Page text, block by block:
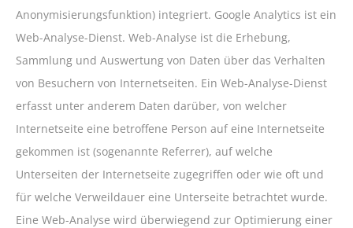
Anonymisierungsfunktion) integriert. Google Analytics ist ein
Web-Analyse-Dienst. Web-Analyse ist die Erhebung,
Sammlung und Auswertung von Daten über das Verhalten
von Besuchern von Internetseiten. Ein Web-Analyse-Dienst
erfasst unter anderem Daten darüber, von welcher
Internetseite eine betroffene Person auf eine Internetseite
gekommen ist (sogenannte Referrer), auf welche
Unterseiten der Internetseite zugegriffen oder wie oft und
für welche Verweildauer eine Unterseite betrachtet wurde.
Eine Web-Analyse wird überwiegend zur Optimierung einer